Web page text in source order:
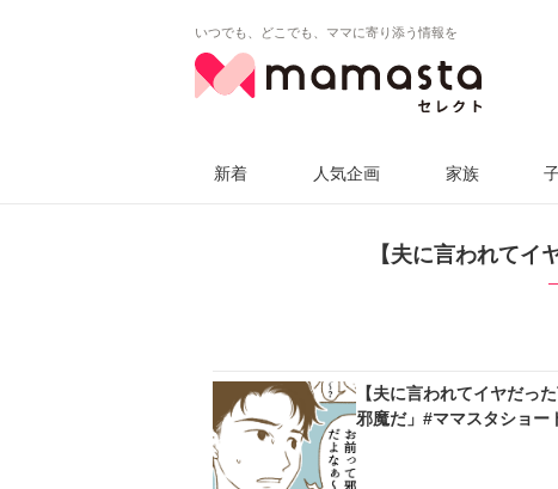
いつでも、どこでも、ママに寄り添う情報を
新着 人気企画 家族
【夫に言われてイ
【夫に言われてイヤだ
邪魔だ」#ママスタショー